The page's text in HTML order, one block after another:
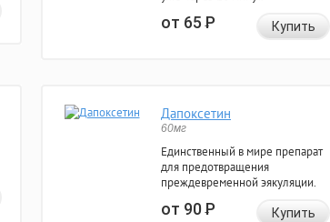
от 65Р Купить
Дапоксетин
60мг
Единственный в мире препарат
для предотвращения
преждевременной эякуляции.
от 90Р Купить